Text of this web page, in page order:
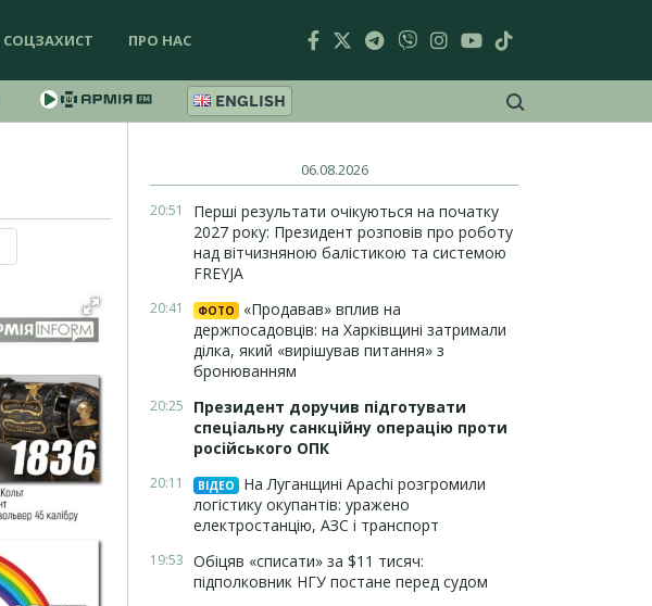
СОЦЗАХИСТ ПРО НАС
ENGLISH
06.08.2026
20:51
Перші результати очікуються на початку
2027 року: Президент розповів про роботу
над вітчизняною балістикою та системою
FREYJA
20:41 ФОТО
«Продавав» вплив на
держпосадовців: на Харківщині затримали
ділка, який «вирішував питання» з
бронюванням
20:25
Президент доручив підготувати
спеціальну санкційну операцію проти
російського ОПК
20:11 ВІДЕО
На Луганщині Apachi розгромили
логістику окупантів: уражено
електростанцію, АЗС і транспорт
19:53 Обіцяв «списати» за $11 тисяч:
підполковник НГУ постане перед судом